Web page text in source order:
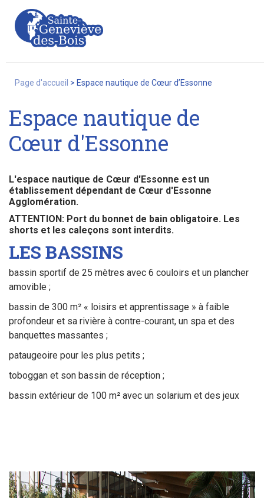
La Ville
Services
Commerces/associations
Sortir à Ste Gen’
Page d'accueil > Espace nautique de Cœur d’Essonne
Espace nautique de
Cœur d'Essonne
L'espace nautique de Cœur d'Essonne est un
établissement dépendant de Cœur d'Essonne
Agglomération.
ATTENTION: Port du bonnet de bain obligatoire. Les
shorts et les caleçons sont interdits.
LES BASSINS
bassin sportif de 25 mètres avec 6 couloirs et un plancher
amovible ;
bassin de 300 m² « loisirs et apprentissage » ­à faible
profondeur et sa rivière à contre-courant, un spa et des
banquettes massantes ;
pataugeoire pour les plus petits ;
toboggan et son bassin de réception ;
bassin extérieur de 100 m² avec un solarium et des jeux